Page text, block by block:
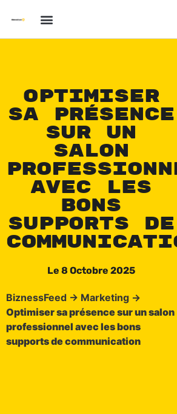
Optimiser
sa présence
sur un
salon
avec les
bons
supports de
Le 8 Octobre 2025
BiznessFeed → Marketing →
Optimiser sa présence sur un salon
professionnel avec les bons
supports de communication